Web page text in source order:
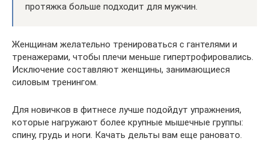
протяжка больше подходит для мужчин.
Женщинам желательно тренироваться с гантелями и
тренажерами, чтобы плечи меньше гипертрофировались.
Исключение составляют женщины, занимающиеся
силовым тренингом.
Для новичков в фитнесе лучше подойдут упражнения,
которые нагружают более крупные мышечные группы:
спину, грудь и ноги. Качать дельты вам еще рановато.